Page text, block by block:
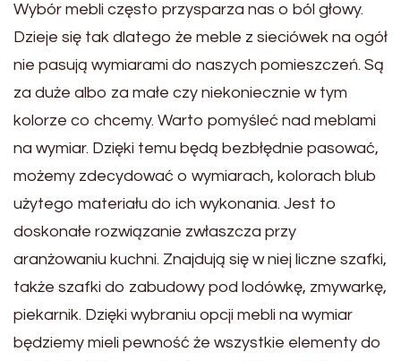
Wybór mebli często przysparza nas o ból głowy.
Dzieje się tak dlatego że meble z sieciówek na ogół
nie pasują wymiarami do naszych pomieszczeń. Są
za duże albo za małe czy niekoniecznie w tym
kolorze co chcemy. Warto pomyśleć nad meblami
na wymiar. Dzięki temu będą bezbłędnie pasować,
możemy zdecydować o wymiarach, kolorach blub
użytego materiału do ich wykonania. Jest to
doskonałe rozwiązanie zwłaszcza przy
aranżowaniu kuchni. Znajdują się w niej liczne szafki,
także szafki do zabudowy pod lodówkę, zmywarkę,
piekarnik. Dzięki wybraniu opcji mebli na wymiar
będziemy mieli pewność że wszystkie elementy do